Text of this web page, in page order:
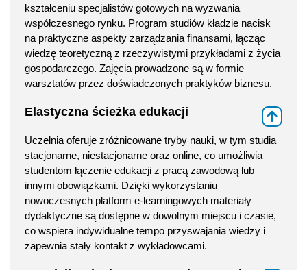
kształceniu specjalistów gotowych na wyzwania
współczesnego rynku. Program studiów kładzie nacisk
na praktyczne aspekty zarządzania finansami, łącząc
wiedzę teoretyczną z rzeczywistymi przykładami z życia
gospodarczego. Zajęcia prowadzone są w formie
warsztatów przez doświadczonych praktyków biznesu.
Elastyczna ścieżka edukacji
Uczelnia oferuje zróżnicowane tryby nauki, w tym studia
stacjonarne, niestacjonarne oraz online, co umożliwia
studentom łączenie edukacji z pracą zawodową lub
innymi obowiązkami. Dzięki wykorzystaniu
nowoczesnych platform e-learningowych materiały
dydaktyczne są dostępne w dowolnym miejscu i czasie,
co wspiera indywidualne tempo przyswajania wiedzy i
zapewnia stały kontakt z wykładowcami.